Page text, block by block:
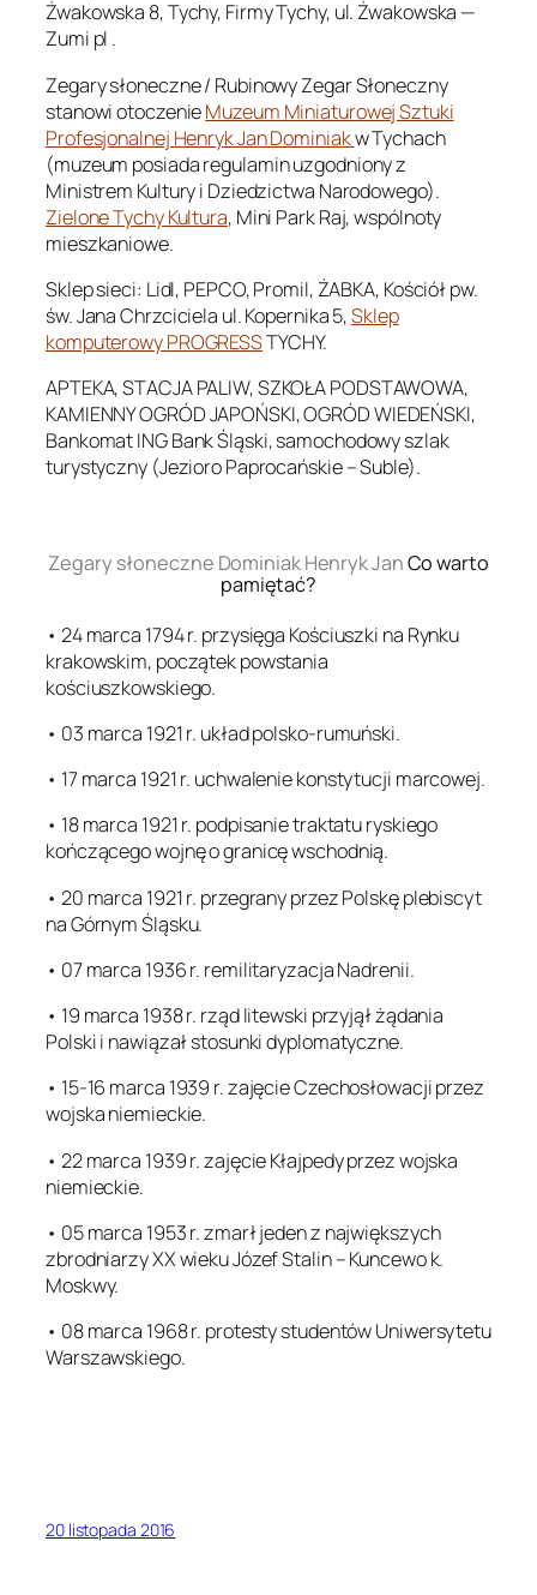
Żwakowska 8, Tychy, Firmy Tychy, ul. Żwakowska —
Zumi pl .
Zegary słoneczne / Rubinowy Zegar Słoneczny
stanowi otoczenieMuzeum Miniaturowej Sztuki
Profesjonalnej Henryk Jan Dominiakw Tychach
(muzeum posiada regulamin uzgodniony z
Ministrem Kultury i Dziedzictwa Narodowego).
Zielone Tychy Kultura, Mini Park Raj, wspólnoty
mieszkaniowe.
Sklep sieci: Lidl, PEPCO, Promil, ŻABKA, Kościół pw.
św. Jana Chrzciciela ul. Kopernika 5,Sklep
komputerowy PROGRESSTYCHY.
APTEKA, STACJA PALIW, SZKOŁA PODSTAWOWA,
KAMIENNY OGRÓD JAPOŃSKI, OGRÓD WIEDEŃSKI,
Bankomat ING Bank Śląski, samochodowy szlak
turystyczny (Jezioro Paprocańskie – Suble).
Zegary słoneczne Dominiak Henryk JanCo warto
pamiętać?
• 24 marca 1794 r. przysięga Kościuszki na Rynku
krakowskim, początek powstania
kościuszkowskiego.
• 03 marca 1921 r. układ polsko-rumuński.
• 17 marca 1921 r. uchwalenie konstytucji marcowej.
• 18 marca 1921 r. podpisanie traktatu ryskiego
kończącego wojnę o granicę wschodnią.
• 20 marca 1921 r. przegrany przez Polskę plebiscyt
na Górnym Śląsku.
• 07 marca 1936 r. remilitaryzacja Nadrenii.
• 19 marca 1938 r. rząd litewski przyjął żądania
Polski i nawiązał stosunki dyplomatyczne.
• 15-16 marca 1939 r. zajęcie Czechosłowacji przez
wojska niemieckie.
• 22 marca 1939 r. zajęcie Kłajpedy przez wojska
niemieckie.
• 05 marca 1953 r. zmarł jeden z największych
zbrodniarzy XX wieku Józef Stalin – Kuncewo k.
Moskwy.
• 08 marca 1968 r. protesty studentów Uniwersytetu
Warszawskiego.
20 listopada 2016